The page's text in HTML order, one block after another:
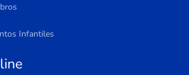
Infantiles